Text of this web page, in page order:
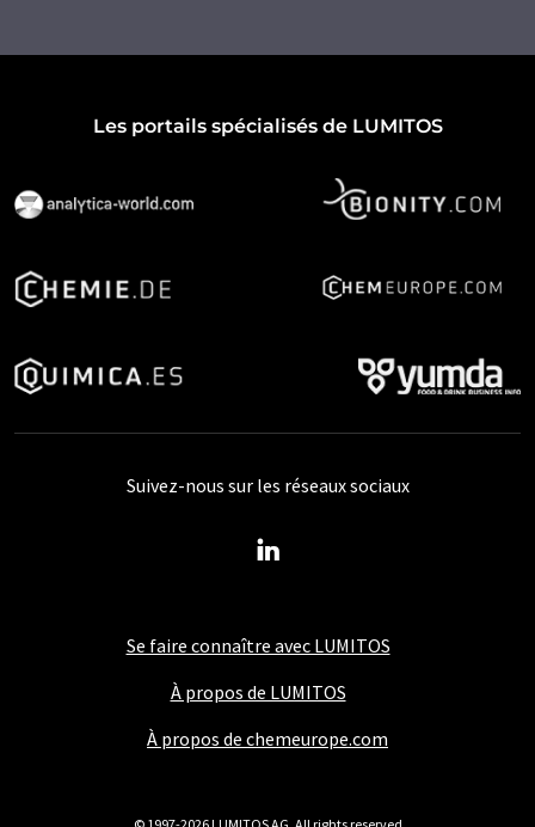
Les portails spécialisés de LUMITOS
Se faire connaître avec LUMITOS
À propos de LUMITOS
À propos de chemeurope.com
Suivez-nous sur les réseaux sociaux